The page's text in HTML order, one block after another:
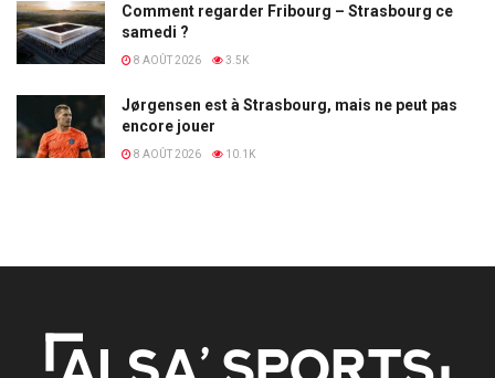
Comment regarder Fribourg – Strasbourg ce
samedi ?
8 AOÛT 2026 3.5K
Jørgensen est à Strasbourg, mais ne peut pas
encore jouer
8 AOÛT 2026 10.1K